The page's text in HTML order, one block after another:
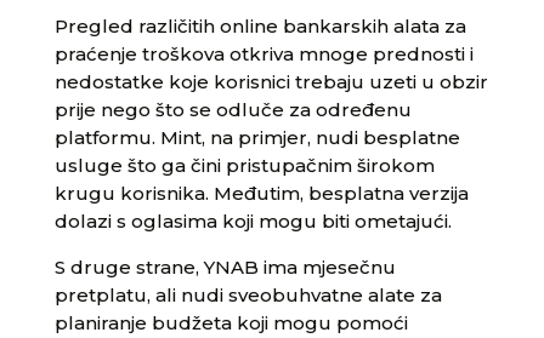
Pregled različitih online bankarskih alata za
praćenje troškova otkriva mnoge prednosti i
nedostatke koje korisnici trebaju uzeti u obzir
prije nego što se odluče za određenu
platformu. Mint, na primjer, nudi besplatne
usluge što ga čini pristupačnim širokom
krugu korisnika. Međutim, besplatna verzija
dolazi s oglasima koji mogu biti ometajući.
S druge strane, YNAB ima mjesečnu
pretplatu, ali nudi sveobuhvatne alate za
planiranje budžeta koji mogu pomoći